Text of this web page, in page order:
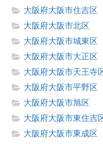
大阪府大阪市住吉区
大阪府大阪市北区
大阪府大阪市城東区
大阪府大阪市大正区
大阪府大阪市天王寺
大阪府大阪市平野区
大阪府大阪市旭区
大阪府大阪市東住吉
大阪府大阪市東成区